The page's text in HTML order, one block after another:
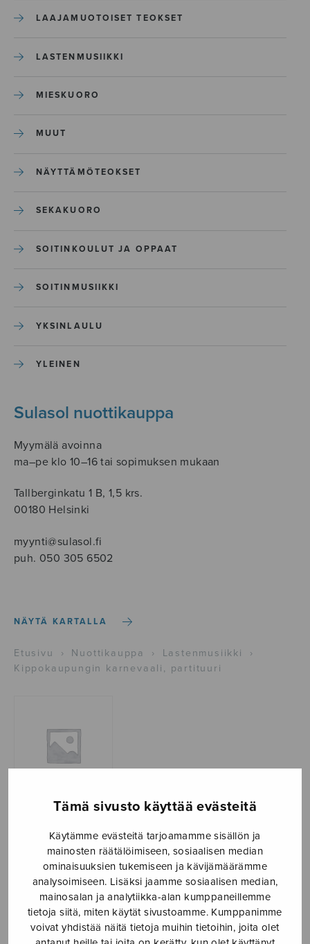
Tämä sivusto käyttää evästeitä
Käytämme evästeitä tarjoamamme sisällön ja
mainosten räätälöimiseen, sosiaalisen median
ominaisuuksien tukemiseen ja kävijämäärämme
analysoimiseen. Lisäksi jaamme sosiaalisen median,
mainosalan ja analytiikka-alan kumppaneillemme
tietoja siitä, miten käytät sivustoamme. Kumppanimme
voivat yhdistää näitä tietoja muihin tietoihin, joita olet
LAAJAMUOTOISET TEOKSET
LASTENMUSIIKKI
MIESKUORO
MUUT
NÄYTTÄMÖTEOKSET
SEKAKUORO
SOITINKOULUT JA OPPAAT
SOITINMUSIIKKI
YKSINLAULU
YLEINEN
Sulasol nuottikauppa
Myymälä avoinna
ma–pe klo 10–16 tai sopimuksen mukaan
Tallberginkatu 1 B, 1,5 krs.
00180 Helsinki
myynti@sulasol.fi
puh. 050 305 6502
NÄYTÄ KARTALLA
Etusivu › Nuottikauppa › Lastenmusiikki
›
Kippokaupungin karnevaali, partituuri
Kippokaupungin
karnevaali,
partituuri
Simola Satu